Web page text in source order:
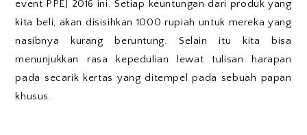
event PPEJ 2016 ini. Setiap keuntungan dari produk yang
kita beli, akan disisihkan 1000 rupiah untuk mereka yang
nasibnya kurang beruntung. Selain itu kita bisa
menunjukkan rasa kepedulian lewat tulisan harapan
pada secarik kertas yang ditempel pada sebuah papan
khusus.